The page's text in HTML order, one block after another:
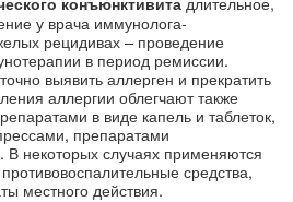
у врача иммунолога-
рецидивах – проведение
в период ремиссии.
выявить аллерген и прекратить
аллергии облегчают также
в виде капель и таблеток,
препаратами
В некоторых случаях применяются
средства,
местного действия.